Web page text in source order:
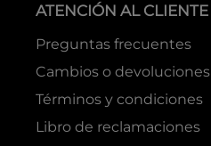
ATENCIÓN AL CLIENTE
Preguntas frecuentes
Cambios o devoluciones
Términos y condiciones
Libro de reclamaciones